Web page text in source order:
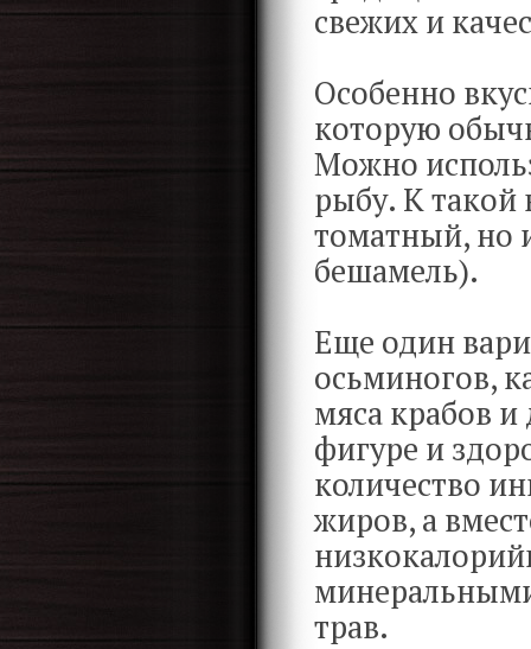
свежих и
Особенно
которую
Можно
рыбу. К такой
томатный, но
бешамель).
Еще один
осьминогов,
мяса крабов
фигуре и
количество
жиров, а
трав.